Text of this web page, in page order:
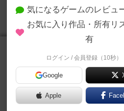
三役揃えると得点爆発す
ンカードゲーム！
気になるゲームのレビュ
お気に入り作品・所有リ
有
ログイン / 会員登録（10秒）
Google
Apple